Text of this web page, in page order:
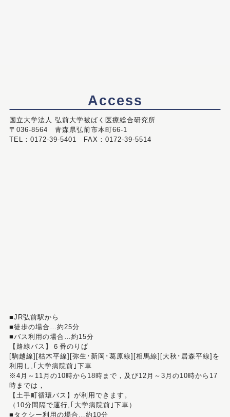
Access
国立大学法人 弘前大学被ばく医療総合研究所
〒036-8564 青森県弘前市本町66-1
TEL：0172-39-5401 FAX：0172-39-5514
■JR弘前駅から
■徒歩の場合…約25分
■バス利用の場合…約15分
【路線バス】６番のりば
[駒越線][枯木平線][弥生･新岡･葛原線][相馬線][大秋･居森平線]を
利用し,｢大学病院前｣下車
※4月～11月の10時から18時まで，及び12月～3月の10時から17
時までは，
【土手町循環バス】が利用できます。
（10分間隔で運行,｢大学病院前｣下車）
■タクシー利用の場合…約10分